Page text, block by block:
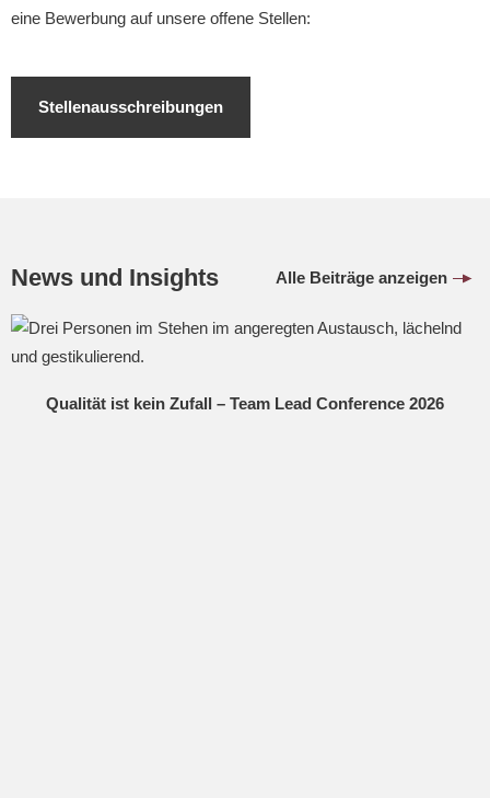
eine Bewerbung auf unsere offene Stellen:
Stellenausschreibungen
News und Insights Alle Beiträge anzeigen
Qualität ist kein Zufall – Team Lead Conference 2026